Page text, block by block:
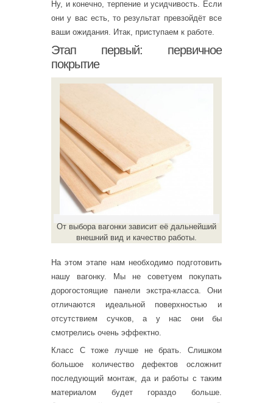
Ну, и конечно, терпение и усидчивость. Если
они у вас есть, то результат превзойдёт все
ваши ожидания. Итак, приступаем к работе.
Этап первый: первичное
покрытие
От выбора вагонки зависит её дальнейший
внешний вид и качество работы.
На этом этапе нам необходимо подготовить
нашу вагонку. Мы не советуем покупать
дорогостоящие панели экстра-класса. Они
отличаются идеальной поверхностью и
отсутствием сучков, а у нас они бы
смотрелись очень эффектно.
Класс С тоже лучше не брать. Слишком
большое количество дефектов осложнит
последующий монтаж, да и работы с таким
материалом будет гораздо больше.